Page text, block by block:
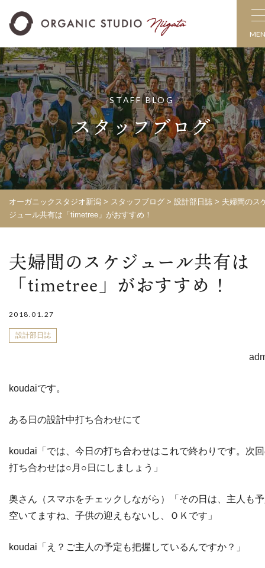
STAFF BLOG
スタッフブログ
オーガニックスタジオ新潟 > スタッフブログ > 設計部日誌 > 夫婦間のス
ジュール共有は「timetree」がおすすめ！
夫婦間のスケジュール共有は
「timetree」がおすすめ！
2018.01.27
設計部日誌
koudaiです。
ある日の設計中打ち合わせにて
koudai「では、今日の打ち合わせはこれで終わりです。次
打ち合わせは○月○日にしましょう」
奥さん（スマホをチェックしながら）「その日は、主人も
空いてますね、子供の迎えもないし、ＯＫです」
koudai「え？ご主人の予定も把握しているんですか？」